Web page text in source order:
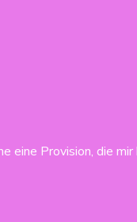
Provision, die